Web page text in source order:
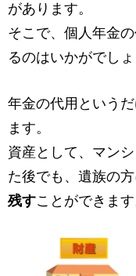
があります。
そこで、個人年金
るのはいかがでしょ
年金の代用というだ
ます。
資産として、マン
た後でも、遺族の方
残すことができます